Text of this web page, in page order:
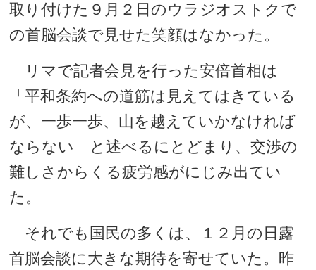
取り付けた９月２日のウラジオストクで
の首脳会談で見せた笑顔はなかった。
リマで記者会見を行った安倍首相は
「平和条約への道筋は見えてはきている
が、一歩一歩、山を越えていかなければ
ならない」と述べるにとどまり、交渉の
難しさからくる疲労感がにじみ出てい
た。
それでも国民の多くは、１２月の日露
首脳会談に大きな期待を寄せていた。昨